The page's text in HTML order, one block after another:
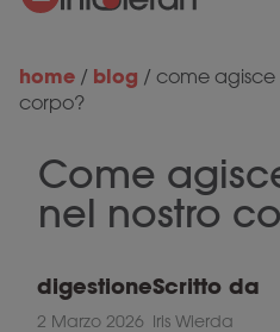
home / blog / come agisce
corpo?
Come
nel nostro
digestione
2 Marzo 2026
Scritto da
Iris Wierda